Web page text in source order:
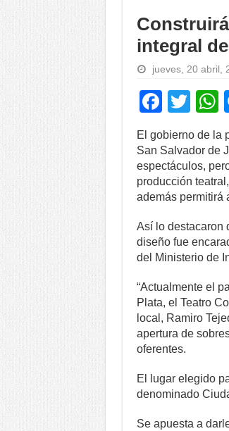
integral
jueves, 20 abril,
F
a
c
e
b
o
k
T
wi
tt
er s
El gobierno de la
San Salvador de
espectáculos,
producción
además permitirá
Así lo destacaron
diseño fue
del Ministerio de
“Actualmente el
Plata, el Teatro
local, Ramiro
apertura de
oferentes.
El lugar elegido
denominado
Se apuesta a